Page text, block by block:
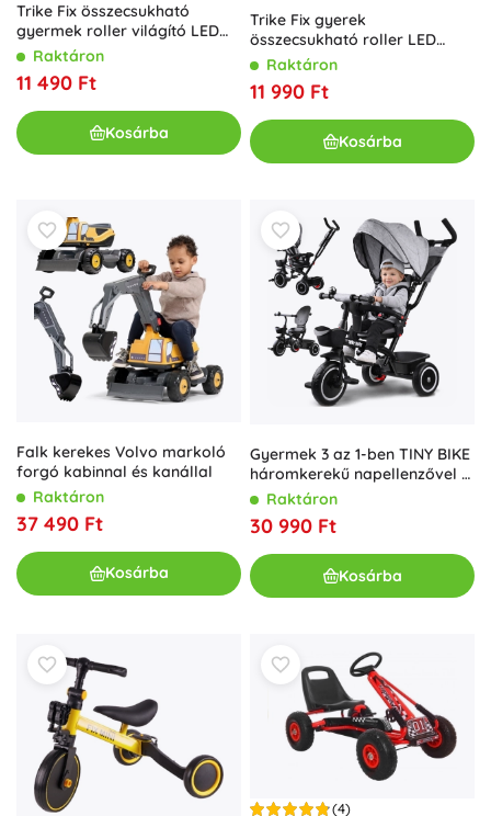
Trike Fix összecsukható
gyermek roller világító LED
kerekekkel, rózsaszín
Raktáron
11 490 Ft
Kosárba
Trike Fix gyerek
összecsukható roller LED
kerekekkel, fekete
Raktáron
11 990 Ft
Kosárba
Falk kerekes Volvo markoló
forgó kabinnal és kanállal
Raktáron
37 490 Ft
Kosárba
Gyermek 3 az 1-ben TINY BIKE
háromkerekű napellenzővel –
Forgatható
Raktáron
30 990 Ft
Kosárba
(4)